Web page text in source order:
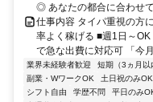
◎ あなたの都合に合わせ
仕事内容 タイパ重視の方
率よく稼げる ■週1日～
で急な出費に対応可 「今
業界未経験者歓迎 短期（3ヵ月以
副業・WワークOK
土日祝のみOK
シフト自由
学歴不問 平日のみ